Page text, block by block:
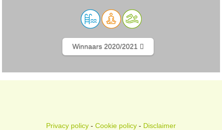
Winnaars 2020/2021
Privacy policy- Cookie policy- Disclaimer